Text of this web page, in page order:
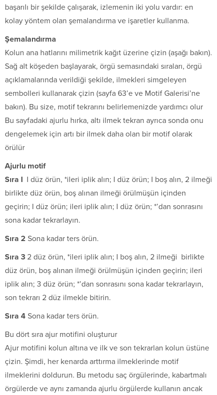
başarılı bir şekilde çalışarak, izlemenin iki yolu vardır: en
kolay yöntem olan şemalandırma ve işaretler kullanma.
Şemalandırma
Kolun ana hatlarını milimetrik kağıt üzerine çizin (aşağı bakın).
Sağ alt köşeden başlayarak, örgü semasındaki sıraları, örgü
açıklamalarında verildiği şekilde, ilmekleri simgeleyen
sembolleri kullanarak çizin (sayfa 63’e ve Motif Galerisi’ne
bakın). Bu size, motif tekrarını belirlemenizde yardımcı olur
Bu sayfadaki ajurlu hırka, altı ilmek tekran ayrıca sonda onu
dengelemek için artı bir ilmek daha olan bir motif olarak
örülür
Ajurlu motif
Sıra I I düz örün, *ileri iplik alın; I düz örün; I boş alın, 2 ilmeği
birlikte düz örün, boş alınan ilmeği örülmüşün içinden
geçirin; I düz örün; ileri iplik alın; I düz örün; *’dan sonrasını
sona kadar tekrarlayın.
Sıra 2 Sona kadar ters örün.
Sıra 3 2 düz örün, *ileri iplik alın; I boş alın, 2 ilmeği birlikte
düz örün, boş alınan ilmeği örülmüşün içinden geçirin; ileri
iplik alın; 3 düz örün; *’dan sonrasını sona kadar tekrarlayın,
son tekrarı 2 düz ilmekle bitirin.
Sıra 4 Sona kadar ters örün.
Bu dört sıra ajur motifini oluşturur
Ajur motifini kolun altına ve ilk ve son tekrarlan kolun üstüne
çizin. Şimdi, her kenarda arttırma ilmeklerinde motif
ilmeklerini doldurun. Bu metodu saç örgülerinde, kabartmalı
örgülerde ve aynı zamanda ajurlu örgülerde kullanın ancak